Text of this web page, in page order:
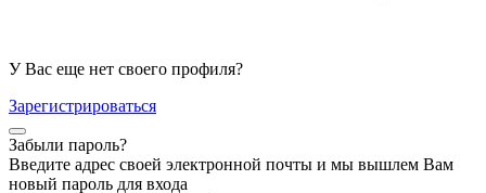
У Вас еще нет своего профиля?
Зарегистрироваться
Забыли пароль?
Введите адрес своей электронной почты и мы вышлем Вам
новый пароль для входа